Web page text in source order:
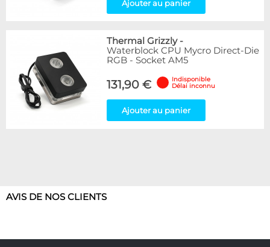
Ajouter au panier
Thermal Grizzly-
Waterblock CPU Mycro Direct-Die
RGB - Socket AM5
131,90 €
Indisponible
Délai inconnu
Ajouter au panier
AVIS DE NOS CLIENTS